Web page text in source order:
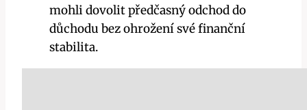
mohli dovolit předčasný odchod do
důchodu bez ohrožení své finanční
stabilita.